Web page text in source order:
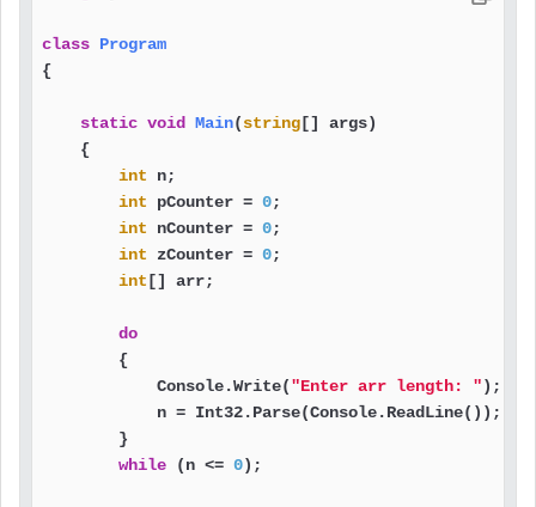
class Program
{
static void Main(string [] args)
    {
int n;
int pCounter = 0;
int nCounter = 0;
int zCounter = 0;
int [] arr;
do
        {
            Console.Write(
"Enter arr length: ");
            n = Int32.Parse(Console.ReadLine());
        }
while (n <= 0);